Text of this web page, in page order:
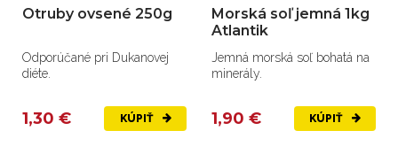
Otruby ovsené 250g
Odporúčané pri Dukanovej
diéte.
1,30 € KÚPIŤ
Morská soľ jemná 1kg
Atlantik
Jemná morská soľ bohatá na
minerály.
1,90 € KÚPIŤ